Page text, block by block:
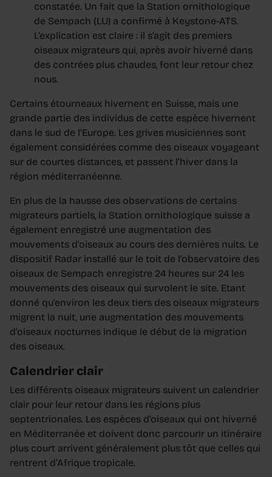
constatée. Un fait que la Station ornithologique
de Sempach (LU) a confirmé à Keystone-ATS.
L’explication est claire : il s’agit des premiers
oiseaux migrateurs qui, après avoir hiverné dans
des contrées plus chaudes, font leur retour chez
nous.
Certains étourneaux hivernent en Suisse, mais une
grande partie des individus de cette espèce hivernent
dans le sud de l’Europe. Les grives musiciennes sont
également considérées comme des oiseaux voyageant
sur de courtes distances, et passent l’hiver dans la
région méditerranéenne.
En plus de la hausse des observations de certains
migrateurs partiels, la Station ornithologique suisse a
également enregistré une augmentation des
mouvements d’oiseaux au cours des dernières nuits. Le
dispositif Radar installé sur le toit de l’observatoire des
oiseaux de Sempach enregistre 24 heures sur 24 les
mouvements des oiseaux qui survolent le site. Etant
donné qu’environ les deux tiers des oiseaux migrateurs
migrent la nuit, une augmentation des mouvements
d’oiseaux nocturnes indique le début de la migration
des oiseaux.
Calendrier clair
Les différents oiseaux migrateurs suivent un calendrier
clair pour leur retour dans les régions plus
septentrionales. Les espèces d’oiseaux qui ont hiverné
en Méditerranée et doivent donc parcourir un itinéraire
plus court arrivent généralement plus tôt que celles qui
rentrent d’Afrique tropicale.